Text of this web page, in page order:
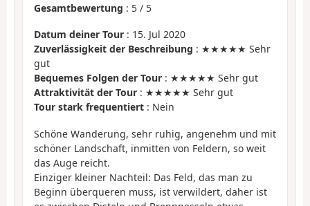
Gesamtbewertung : 5 / 5
Datum deiner Tour : 15. Jul 2020
Zuverlässigkeit der Beschreibung : ★★★★★ Sehr
gut
Bequemes Folgen der Tour : ★★★★★ Sehr gut
Attraktivität der Tour : ★★★★★ Sehr gut
Tour stark frequentiert : Nein
Schöne Wanderung, sehr ruhig, angenehm und mit
schöner Landschaft, inmitten von Feldern, so weit
das Auge reicht.
Einziger kleiner Nachteil: Das Feld, das man zu
Beginn überqueren muss, ist verwildert, daher ist